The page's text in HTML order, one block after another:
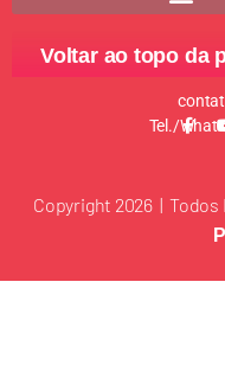
Voltar ao topo da
Tel./
Copyright 2026 |